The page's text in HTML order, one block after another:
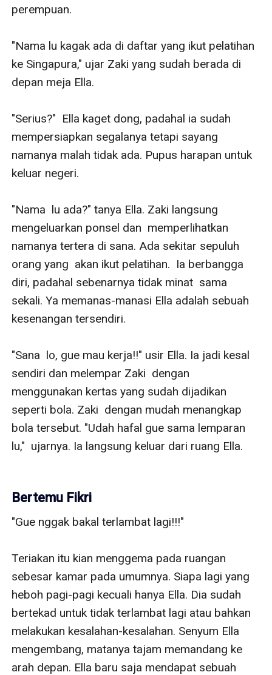
Bertemu Fikri
"Gue nggak bakal terlambat lagi!!!"
Teriakan itu kian menggema pada ruangan
sebesar kamar pada umumnya. Siapa lagi yang
heboh pagi-pagi kecuali hanya Ella. Dia sudah
bertekad untuk tidak terlambat lagi atau bahkan
melakukan kesalahan-kesalahan. Senyum Ella
mengembang, matanya tajam memandang ke
arah depan. Ella baru saja mendapat sebuah